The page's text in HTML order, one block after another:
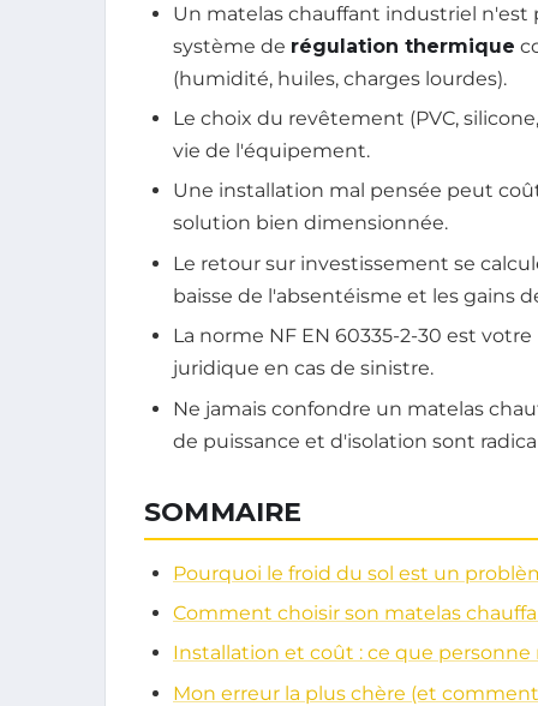
Un matelas chauffant industriel n'est
système de régulation thermique
(humidité, huiles, charges lourdes).
Le choix du revêtement (PVC,
vie de l'équipement.
Une installation mal pensée peut
solution bien dimensionnée.
Le retour sur investissement se
baisse de l'absentéisme et les gains
La norme NF EN 60335-2-30 est
juridique en cas de sinistre.
Ne jamais confondre un matelas
de puissance et d'isolation sont
SOMMAIRE
Pourquoi le froid du sol est un
Comment choisir son matelas
Installation et coût : ce que personne
Mon erreur la plus chère (et